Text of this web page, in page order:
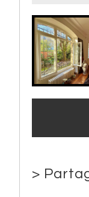
>